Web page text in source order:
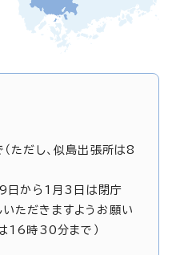
だし、似島出張所は8
日から1月3日は閉庁
ただきますようお願い
は16時30分まで）